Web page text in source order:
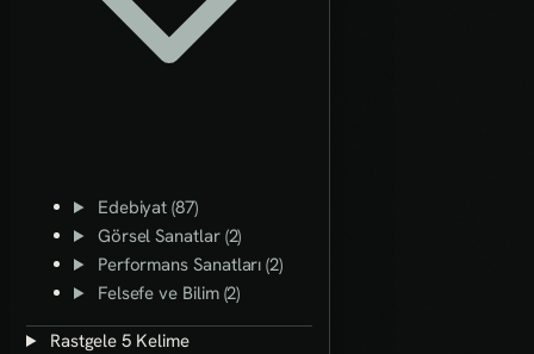
Edebiyat (87)
Görsel Sanatlar (2)
Performans Sanatları (2)
Felsefe ve Bilim (2)
Rastgele 5 Kelime